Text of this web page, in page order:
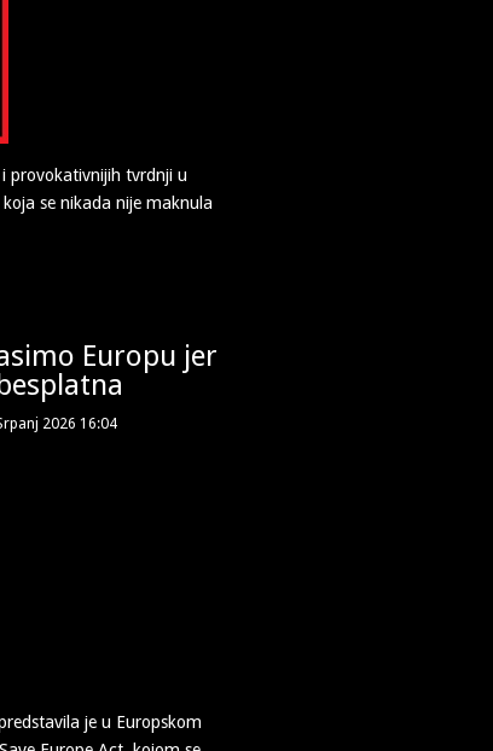
provokativnijih tvrdnji u
se nikada nije maknula
Europu jer
2026 16:04
je u Europskom